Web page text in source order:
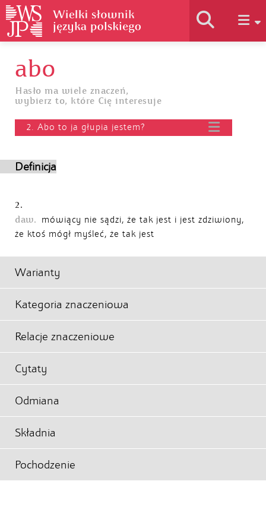
Jak korzystać
abo
Hasło ma wiele znaczeń,
wybierz to, które Cię interesuje
2. Abo to ja głupia jestem?
Definicja
2.
daw.
mówiący nie sądzi, że tak jest i jest zdziwiony,
że ktoś mógł myśleć, że tak jest
Warianty
Kategoria znaczeniowa
Relacje znaczeniowe
Cytaty
Odmiana
Składnia
Pochodzenie